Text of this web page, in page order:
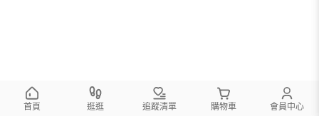
首頁 逛逛 追蹤清單 購物車 會員中心